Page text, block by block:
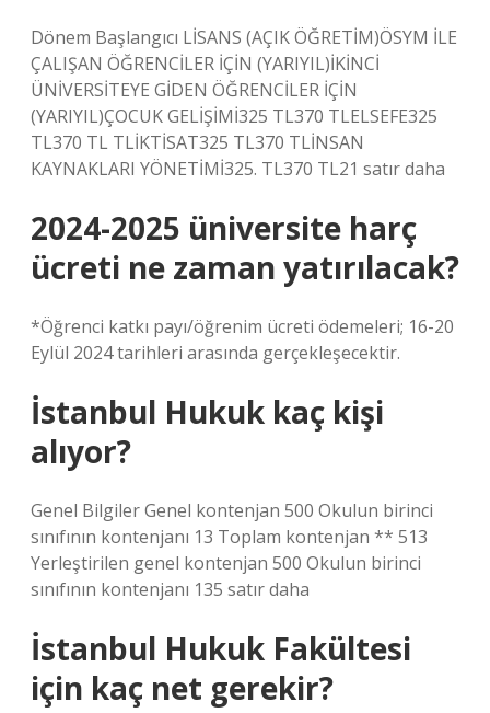
Dönem Başlangıcı LİSANS (AÇIK ÖĞRETİM)ÖSYM İLE
ÇALIŞAN ÖĞRENCİLER İÇİN (YARIYIL)İKİNCİ
ÜNİVERSİTEYE GİDEN ÖĞRENCİLER İÇİN
(YARIYIL)ÇOCUK GELİŞİMİ325 TL370 TLELSEFE325
TL370 TL TLİKTİSAT325 TL370 TLİNSAN
KAYNAKLARI YÖNETİMİ325. TL370 TL21 satır daha
2024-2025 üniversite harç
ücreti ne zaman yatırılacak?
*Öğrenci katkı payı/öğrenim ücreti ödemeleri; 16-20
Eylül 2024 tarihleri ​​arasında gerçekleşecektir.
İstanbul Hukuk kaç kişi
alıyor?
Genel Bilgiler Genel kontenjan 500 Okulun birinci
sınıfının kontenjanı 13 Toplam kontenjan ** 513
Yerleştirilen genel kontenjan 500 Okulun birinci
sınıfının kontenjanı 135 satır daha
İstanbul Hukuk Fakültesi
için kaç net gerekir?